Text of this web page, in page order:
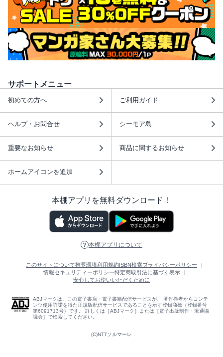
サポートメニュー
初めての方へ ご利用ガイド
ヘルプ・お問合せ シーモア島
重要なお知らせ 商品に関するお知らせ
ホームアイコンを追加
本棚アプリを無料ダウンロード！
本棚アプリについて
このサイトについて推奨環境利用規約 ISBN検索プライバシーポリシー
情報セキュリティーポリシー特定商取引法に基づく表示
安心してお使いいただくために
ABJマークは、この電子書店・電子書籍配信サービスが、 著作権者からコンテ
ンツ使用許諾を得た正規版配信サービスであることを示す登録商標（登録番号
第6091713号）です。 詳しくは［ABJマーク］または［電子出版制作・流通協
議会］で検索してください。
(C)NTTソルマーレ